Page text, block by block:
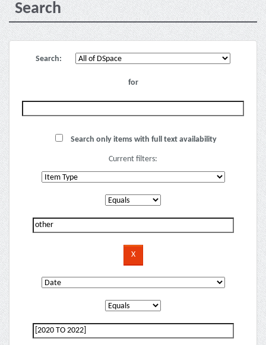
Search
Search:
for
Search only items with full text availability
Current filters: